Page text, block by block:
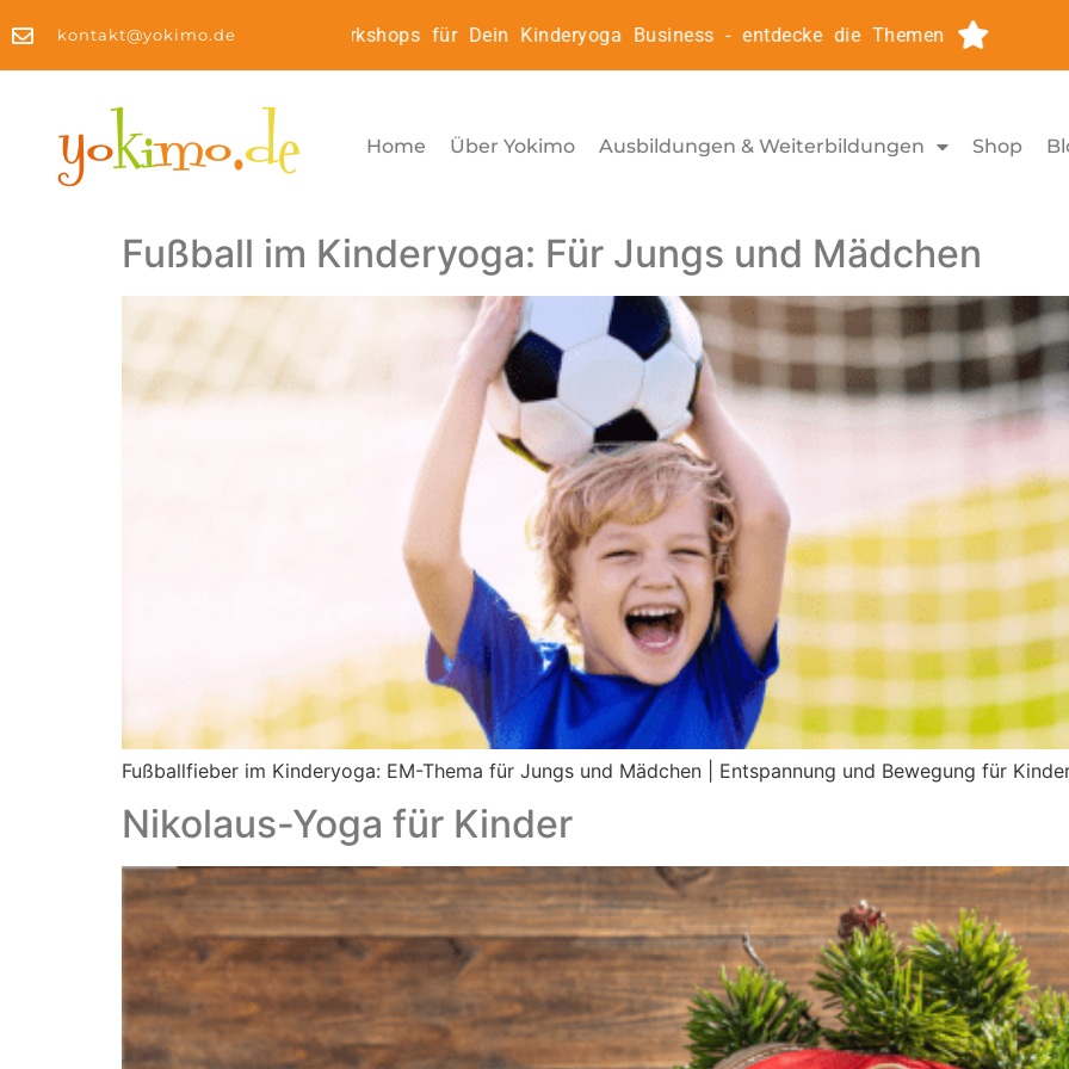
kontakt@yokimo.deOnline Workshops für Dein Kinderyoga Business - entdecke die Themen Kinderyoga2Go:
Home Über Yokimo Ausbildungen & Weiterbildungen Shop
Fußball im Kinderyoga: Für Jungs und Mädchen
Fußballfieber im Kinderyoga: EM-Thema für Jungs und Mädchen | Entspannung und Bewegung für
Nikolaus-Yoga für Kinder